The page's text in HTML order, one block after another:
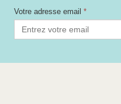
Votre adresse email *